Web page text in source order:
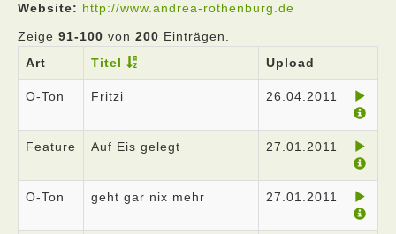
Website: http://www.andrea-rothenburg.de
Zeige 91-100 von 200 Einträgen.
Art
Titel Upload
O-Ton Fritzi 26.04.2011
Feature Auf Eis gelegt 27.01.2011
O-Ton geht gar nix mehr 27.01.2011